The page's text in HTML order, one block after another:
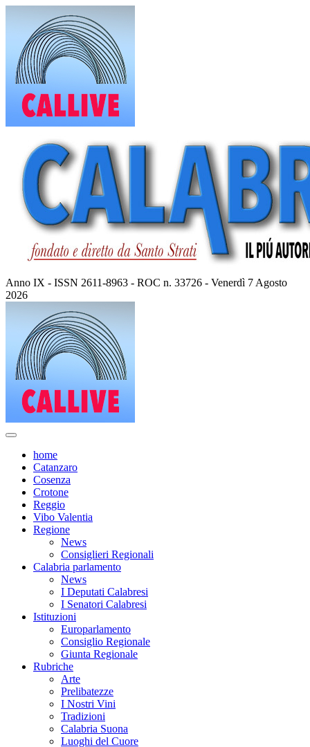
contenuto
Anno IX - ISSN 2611-8963 - ROC n. 33726 - Venerdì 7 Agosto
2026
home
Catanzaro
Cosenza
Crotone
Reggio
Vibo Valentia
Regione
News
Consiglieri Regionali
Calabria parlamento
News
I Deputati Calabresi
I Senatori Calabresi
Istituzioni
Europarlamento
Consiglio Regionale
Giunta Regionale
Rubriche
Arte
Prelibatezze
I Nostri Vini
Tradizioni
Calabria Suona
Luoghi del Cuore